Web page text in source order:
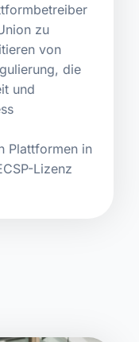
zu
von
die
und
Plattformen in
Lizenz